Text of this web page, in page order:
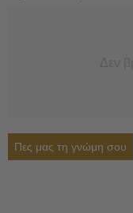
Πες μας τη γνώμη σου